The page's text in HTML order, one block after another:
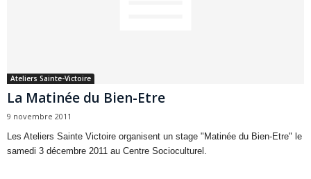
Ateliers Sainte-Victoire
La Matinée du Bien-Etre
9 novembre 2011
Les Ateliers Sainte Victoire organisent un stage "Matinée du Bien-Etre" le
samedi 3 décembre 2011 au Centre Socioculturel.